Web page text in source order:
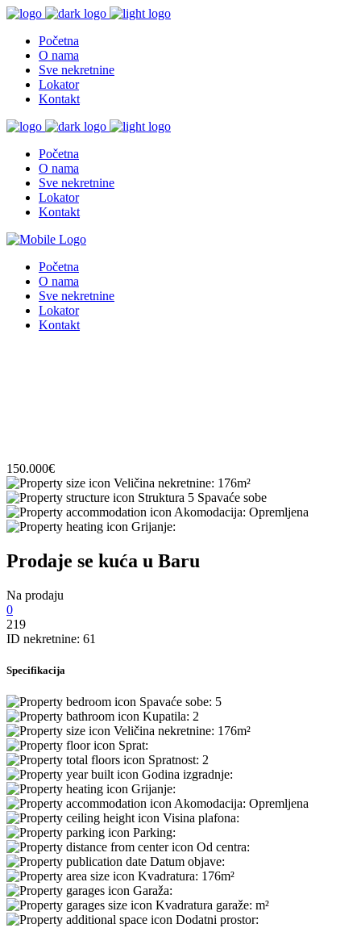
Početna
O nama
Sve nekretnine
Lokator
Kontakt
Početna
O nama
Sve nekretnine
Lokator
Kontakt
Početna
O nama
Sve nekretnine
Lokator
Kontakt
150.000€
Veličina nekretnine: 176m²
Struktura 5 Spavaće sobe
Akomodacija: Opremljena
Grijanje:
Prodaje se kuća u Baru
Na prodaju
0
219
ID nekretnine: 61
Specifikacija
Spavaće sobe: 5
Kupatila: 2
Veličina nekretnine: 176m²
Sprat:
Spratnost: 2
Godina izgradnje:
Grijanje:
Akomodacija: Opremljena
Visina plafona:
Parking:
Od centra:
Datum objave:
Kvadratura: 176m²
Garaža:
Kvadratura garaže: m²
Dodatni prostor: